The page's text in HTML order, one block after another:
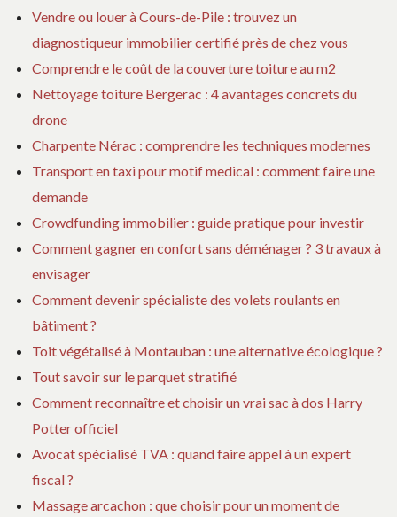
Vendre ou louer à Cours-de-Pile : trouvez un
diagnostiqueur immobilier certifié près de chez vous
Comprendre le coût de la couverture toiture au m2
Nettoyage toiture Bergerac : 4 avantages concrets du
drone
Charpente Nérac : comprendre les techniques modernes
Transport en taxi pour motif medical : comment faire une
demande
Crowdfunding immobilier : guide pratique pour investir
Comment gagner en confort sans déménager ? 3 travaux à
envisager
Comment devenir spécialiste des volets roulants en
bâtiment ?
Toit végétalisé à Montauban : une alternative écologique ?
Tout savoir sur le parquet stratifié
Comment reconnaître et choisir un vrai sac à dos Harry
Potter officiel
Avocat spécialisé TVA : quand faire appel à un expert
fiscal ?
Massage arcachon : que choisir pour un moment de